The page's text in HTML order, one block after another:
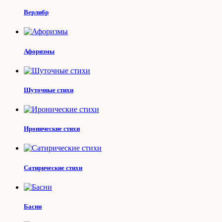
Верлибр
Афоризмы
Шуточные стихи
Иронические стихи
Сатирические стихи
Басни